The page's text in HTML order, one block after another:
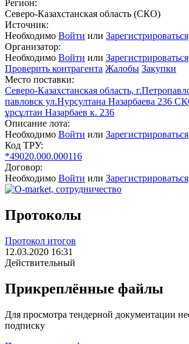
Регион:
Северо-Казахстанская область (СКО)
Источник:
Необходимо Войти или Зарегистрироваться
Организатор:
Необходимо Войти или Зарегистрироваться
Проверить контрагента Жалобы Закупки
Место поставки:
Северо-Казахстанская область,
павловск ул.Нурсултана Назарбаева 236
ұрсұлтан Назарбаев к. 236
Описание лота:
Необходимо Войти или Зарегистрироваться
Код ТРУ:
*49020.000.000116
Договор:
Необходимо Войти или Зарегистрироваться
Протоколы
Протокол итогов
12.03.2020 16:31
Действительный
Прикреплённые файлы
Для просмотра тендерной документации
подписку